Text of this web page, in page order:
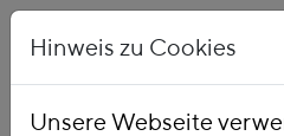
Hinweis zu Cookies
Unsere Webseite